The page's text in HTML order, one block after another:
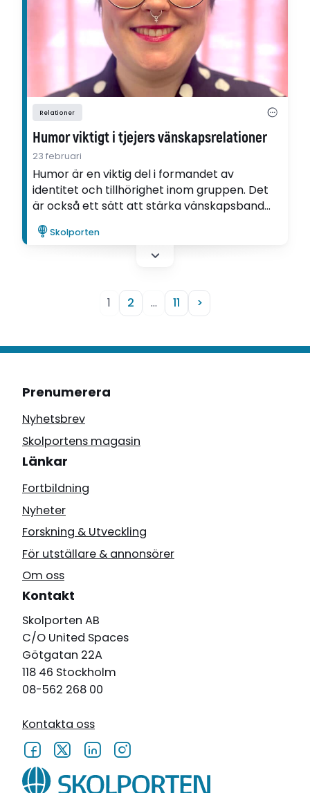
Relationer
Humor viktigt i tjejers vänskapsrelationer
23 februari
Humor är en viktig del i formandet av
identitet och tillhörighet inom gruppen. Det
är också ett sätt att stärka vänskapsband
och tänja på gränser, hos tjejer precis som
hos killar, visar Martina Wikstens avhandling.
Skolporten
1 2 … 11 >
Prenumerera
Nyhetsbrev
Skolportens magasin
Länkar
Fortbildning
Nyheter
Forskning & Utveckling
För utställare & annonsörer
Om oss
Kontakt
Skolporten AB
C/O United Spaces
Götgatan 22A
118 46 Stockholm
08-562 268 00
Kontakta oss